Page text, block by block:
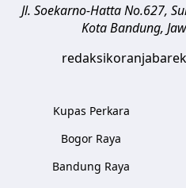
Jl. Soekarno-Hatta No.627,
Kota Bandung,
Kupas Perkara
Bogor Raya
Bandung Raya